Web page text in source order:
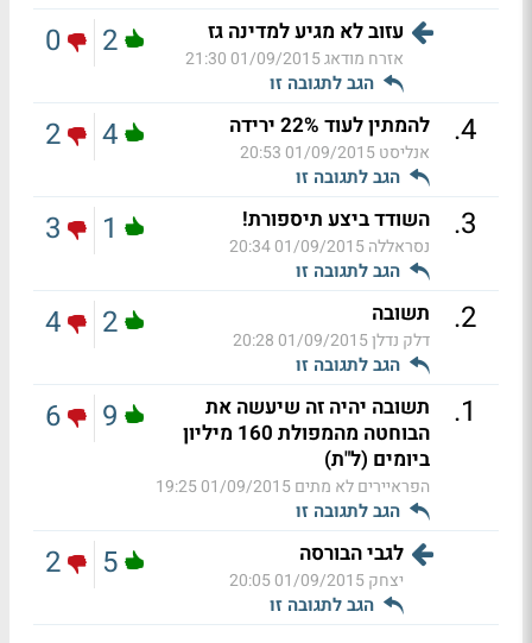
עזוב לא מגיע למדינה גז
אזרח מודאג01/09/2015 21:30
הגב לתגובה זו
2
0
4
. להמתין לעוד 22% ירידה
אנליסט01/09/2015 20:53
הגב לתגובה זו
4
2
3
. השודד ביצע תיספורת!
נסראללה01/09/2015 20:34
הגב לתגובה זו
1
3
2
. תשובה
דלק נדלן01/09/2015 20:28
הגב לתגובה זו
2
4
1
.
תשובה יהיה זה שיעשה את
הבוחטה מהמפולת 160 מיליון
ביומים (ל"ת)
הפראיירים לא מתים01/09/2015 19:25
הגב לתגובה זו
9
6
לגבי הבורסה
יצחק01/09/2015 20:05
הגב לתגובה זו
5
2